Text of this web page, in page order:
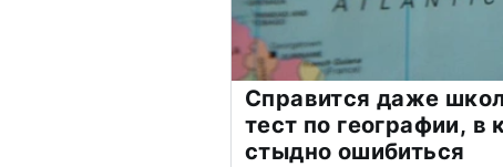
Справится даже
тест по географии, в
стыдно ошибиться